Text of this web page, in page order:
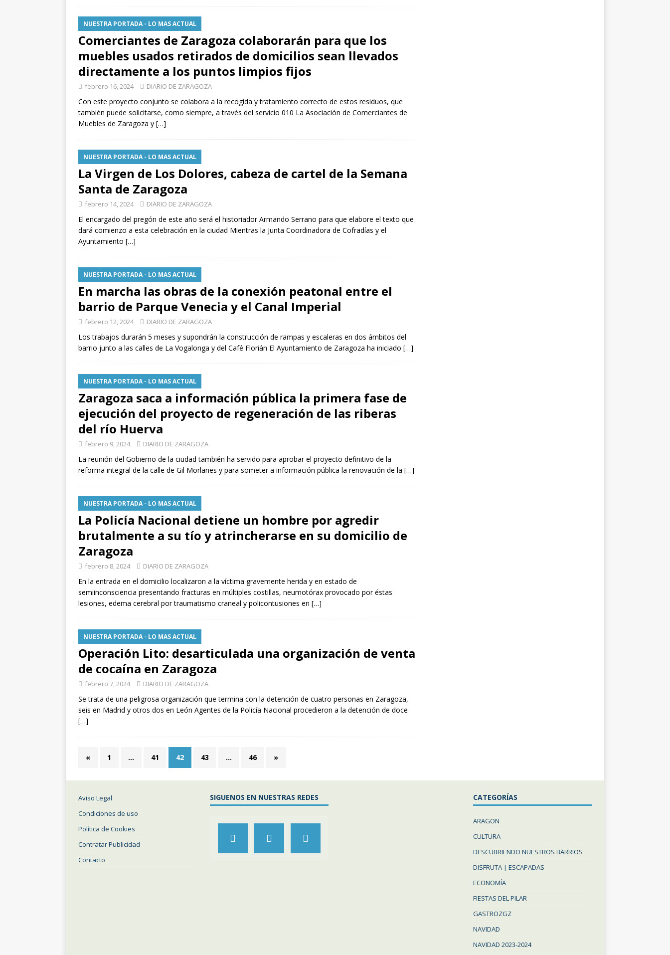
NUESTRA PORTADA - LO MAS ACTUAL
Comerciantes de Zaragoza colaborarán para que los
muebles usados retirados de domicilios sean llevados
directamente a los puntos limpios fijos
febrero 16, 2024 DIARIO DE ZARAGOZA
Con este proyecto conjunto se colabora a la recogida y tratamiento correcto de estos residuos, que
también puede solicitarse, como siempre, a través del servicio 010 La Asociación de Comerciantes de
Muebles de Zaragoza y […]
NUESTRA PORTADA - LO MAS ACTUAL
La Virgen de Los Dolores, cabeza de cartel de la Semana
Santa de Zaragoza
febrero 14, 2024 DIARIO DE ZARAGOZA
El encargado del pregón de este año será el historiador Armando Serrano para que elabore el texto que
dará comienzo a esta celebración en la ciudad Mientras la Junta Coordinadora de Cofradías y el
Ayuntamiento […]
NUESTRA PORTADA - LO MAS ACTUAL
En marcha las obras de la conexión peatonal entre el
barrio de Parque Venecia y el Canal Imperial
febrero 12, 2024 DIARIO DE ZARAGOZA
Los trabajos durarán 5 meses y supondrán la construcción de rampas y escaleras en dos ámbitos del
barrio junto a las calles de La Vogalonga y del Café Florián El Ayuntamiento de Zaragoza ha iniciado […]
NUESTRA PORTADA - LO MAS ACTUAL
Zaragoza saca a información pública la primera fase de
ejecución del proyecto de regeneración de las riberas
del río Huerva
febrero 9, 2024 DIARIO DE ZARAGOZA
La reunión del Gobierno de la ciudad también ha servido para aprobar el proyecto definitivo de la
reforma integral de la calle de Gil Morlanes y para someter a información pública la renovación de la […]
NUESTRA PORTADA - LO MAS ACTUAL
La Policía Nacional detiene un hombre por agredir
brutalmente a su tío y atrincherarse en su domicilio de
Zaragoza
febrero 8, 2024 DIARIO DE ZARAGOZA
En la entrada en el domicilio localizaron a la víctima gravemente herida y en estado de
semiinconsciencia presentando fracturas en múltiples costillas, neumotórax provocado por éstas
lesiones, edema cerebral por traumatismo craneal y policontusiones en […]
NUESTRA PORTADA - LO MAS ACTUAL
Operación Lito: desarticulada una organización de venta
de cocaína en Zaragoza
febrero 7, 2024 DIARIO DE ZARAGOZA
Se trata de una peligrosa organización que termina con la detención de cuatro personas en Zaragoza,
seis en Madrid y otros dos en León Agentes de la Policía Nacional procedieron a la detención de doce
[…]
« 1 … 41 42 43 … 46 »
Aviso Legal
Condiciones de uso
Política de Cookies
Contratar Publicidad
Contacto
SIGUENOS EN NUESTRAS REDES CATEGORÍAS
ARAGON
CULTURA
DESCUBRIENDO NUESTROS BARRIOS
DISFRUTA | ESCAPADAS
ECONOMÍA
FIESTAS DEL PILAR
GASTROZGZ
NAVIDAD
NAVIDAD 2023-2024